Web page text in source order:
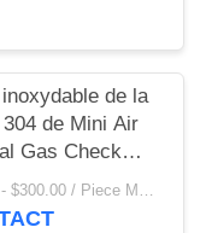
de la
de Mini Air
Gas Check
de la
$10.00 - $300.00 / Piece MOQ:100 pièces